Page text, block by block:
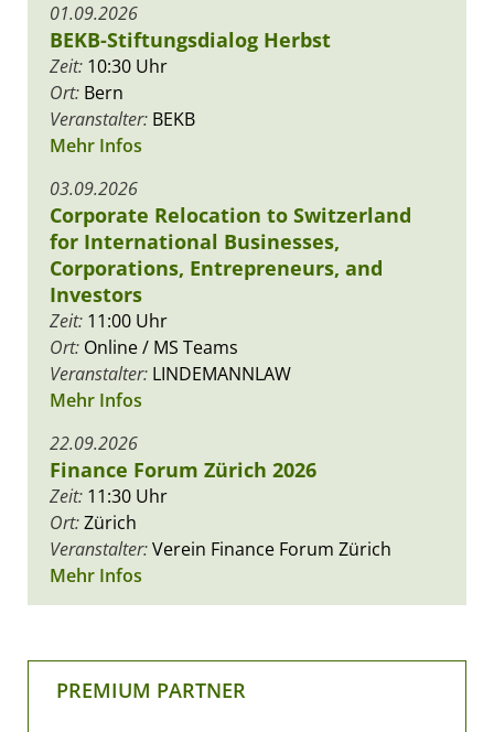
01.09.2026
BEKB-Stiftungsdialog Herbst
Zeit: 10:30 Uhr
Ort: Bern
Veranstalter: BEKB
Mehr Infos
03.09.2026
Corporate Relocation to Switzerland
for International Businesses,
Corporations, Entrepreneurs, and
Investors
Zeit: 11:00 Uhr
Ort: Online / MS Teams
Veranstalter: LINDEMANNLAW
Mehr Infos
22.09.2026
Finance Forum Zürich 2026
Zeit: 11:30 Uhr
Ort:Zürich
Veranstalter:Verein Finance Forum Zürich
Mehr Infos
PREMIUM PARTNER